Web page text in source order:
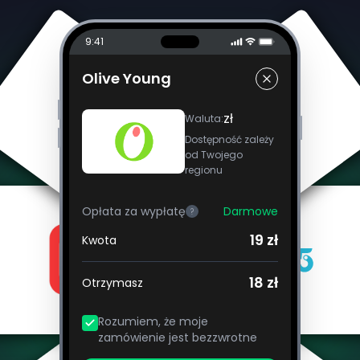
9:41
Olive Young
Waluta:zł
Dostępność zależy
od Twojego
regionu
Opłata za wypłatę ?
Darmowe
Kwota
19 zł
Otrzymasz 18 zł
Rozumiem, że moje
zamówienie jest bezzwrotne